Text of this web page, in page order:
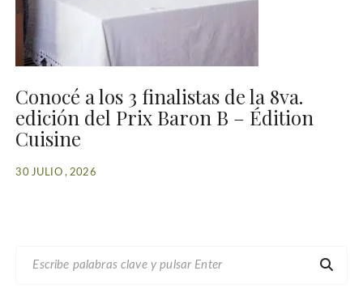
Conocé a los 3 finalistas de la 8va.
edición del Prix Baron B – Édition
Cuisine
30 JULIO , 2026